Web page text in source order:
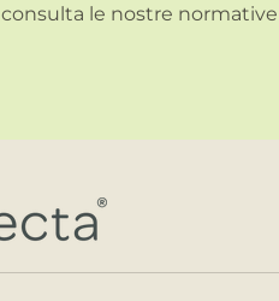
consulta le nostre normative